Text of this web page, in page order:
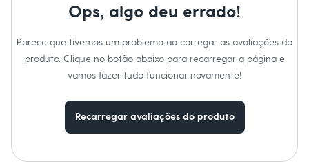
Shorts e Saias
Em alta
Dia dos Pais
Camisetas e Regatas
Casacos e Jaquetas
Ops, algo deu errado!
Parece que tivemos um problema ao carregar as avaliações do
produto. Clique no botão abaixo para recarregar a página e
vamos fazer tudo funcionar novamente!
Recarregar avaliações do produto